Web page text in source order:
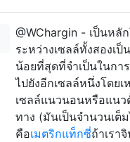
@WChargin - เป็นหลั
ระหว่างเซลล์ทั้งสองเ
น้อยที่สุดที่จำเป็นในกา
ไปยังอีกเซลล์หนึ่งโดยเ
เซลล์แนวนอนหรือแน
ทาง (มันเป็นจำนวนเต็
คือเมตริกแท็กซี่ถ้าเรา